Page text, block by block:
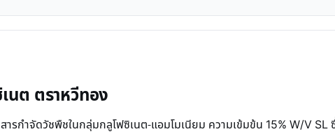
ต ตราหวีทอง
สารกำจัดวัชพืชในกลุ่มกลูโฟซิเนต-แอมโมเนียม ความเข้มข้น 15% W/V